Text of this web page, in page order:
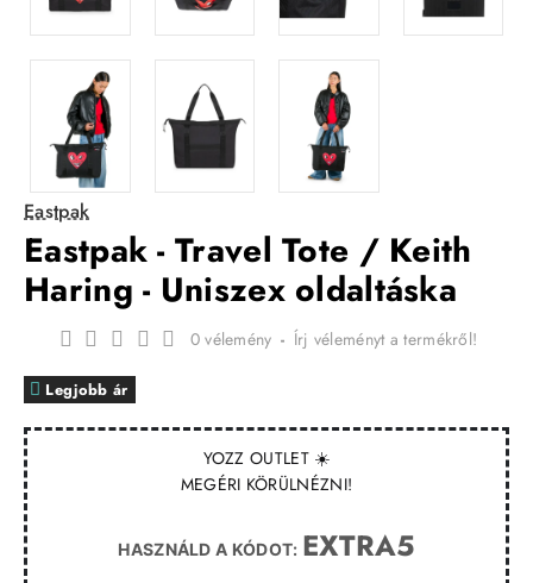
Eastpak
Eastpak - Travel Tote / Keith
Haring - Uniszex oldaltáska
YOZZ OUTLET ☀️
MEGÉRI KÖRÜLNÉZNI!
HASZNÁLD A KÓDOT: EXTRA5
Legjobb ár
0 vélemény - Írj véleményt a termékről!